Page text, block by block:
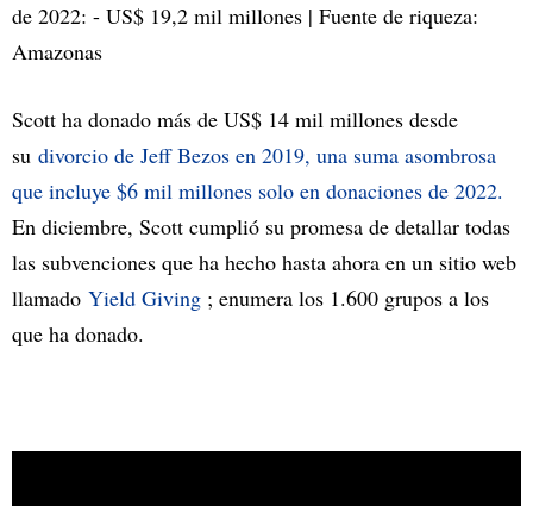
de 2022: - US$ 19,2 mil millones | Fuente de riqueza:
Amazonas
Scott ha donado más de US$ 14 mil millones desde
su divorcio de Jeff Bezos en 2019, una suma asombrosa
que incluye $6 mil millones solo en donaciones de 2022.
En diciembre, Scott cumplió su promesa de detallar todas
las subvenciones que ha hecho hasta ahora en un sitio web
llamado Yield Giving ; enumera los 1.600 grupos a los
que ha donado.